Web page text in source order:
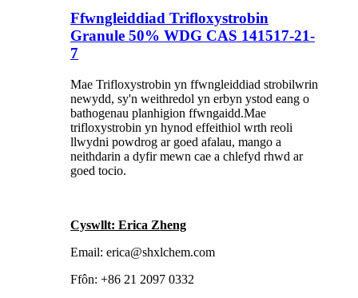
Ffwngleiddiad Trifloxystrobin
Granule 50% WDG CAS 141517-21-
7
Mae Trifloxystrobin yn ffwngleiddiad strobilwrin
newydd, sy'n weithredol yn erbyn ystod eang o
bathogenau planhigion ffwngaidd.Mae
trifloxystrobin yn hynod effeithiol wrth reoli
llwydni powdrog ar goed afalau, mango a
neithdarin a dyfir mewn cae a chlefyd rhwd ar
goed tocio.
Cyswllt: Erica Zheng
Email: erica@shxlchem.com
Ffôn: +86 21 2097 0332